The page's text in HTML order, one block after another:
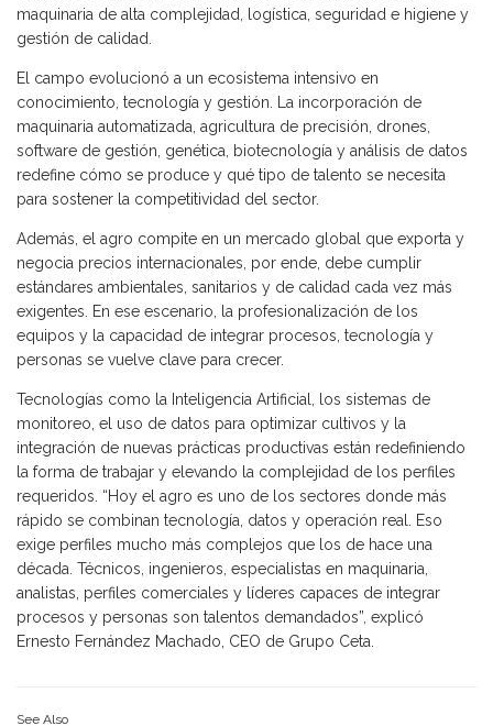
maquinaria de alta complejidad, logística, seguridad e higiene y
gestión de calidad.
El campo evolucionó a un ecosistema intensivo en
conocimiento, tecnología y gestión. La incorporación de
maquinaria automatizada, agricultura de precisión, drones,
software de gestión, genética, biotecnología y análisis de datos
redefine cómo se produce y qué tipo de talento se necesita
para sostener la competitividad del sector.
Además, el agro compite en un mercado global que exporta y
negocia precios internacionales, por ende, debe cumplir
estándares ambientales, sanitarios y de calidad cada vez más
exigentes. En ese escenario, la profesionalización de los
equipos y la capacidad de integrar procesos, tecnología y
personas se vuelve clave para crecer.
Tecnologías como la Inteligencia Artificial, los sistemas de
monitoreo, el uso de datos para optimizar cultivos y la
integración de nuevas prácticas productivas están redefiniendo
la forma de trabajar y elevando la complejidad de los perfiles
requeridos. “Hoy el agro es uno de los sectores donde más
rápido se combinan tecnología, datos y operación real. Eso
exige perfiles mucho más complejos que los de hace una
década. Técnicos, ingenieros, especialistas en maquinaria,
analistas, perfiles comerciales y líderes capaces de integrar
procesos y personas son talentos demandados”, explicó
Ernesto Fernández Machado, CEO de Grupo Ceta.
See Also